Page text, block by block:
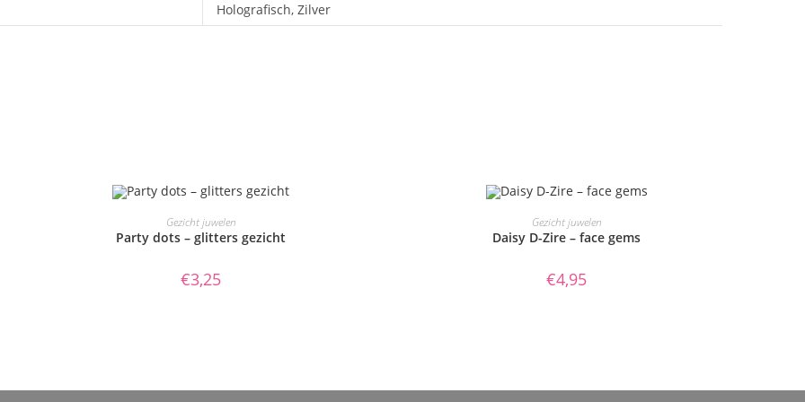
Holografisch, Zilver
TOEVOEGEN AAN WINKELWAGEN
Gezicht juwelen
Party dots – glitters gezicht
€3,25
TOEVOEGEN AAN WINKELWAGEN
Gezicht juwelen
Daisy D-Zire – face gems
€4,95